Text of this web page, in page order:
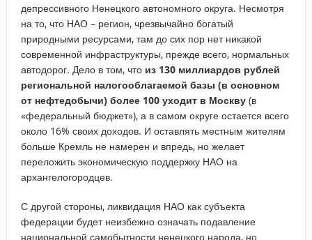
депрессивного Ненецкого автономного округа. Несмотря
на то, что НАО – регион, чрезвычайно богатый
природными ресурсами, там до сих пор нет никакой
современной инфраструктуры, прежде всего, нормальных
автодорог. Дело в том, что из 130 миллиардов рублей
региональной налогооблагаемой базы (в основном
от нефтедобычи) более 100 уходит в Москву (в
«федеральный бюджет»), а в самом округе остается всего
около 16% своих доходов. И оставлять местным жителям
больше Кремль не намерен и впредь, но желает
переложить экономическую поддержку НАО на
архангелогородцев.
С другой стороны, ликвидация НАО как субъекта
федерации будет неизбежно означать подавление
национальной самобытности ненецкого народа, но